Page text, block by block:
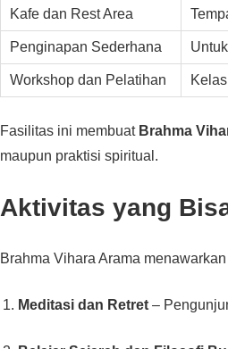
Kafe dan Rest Area
Penginapan Sederhana
Workshop dan Pelatihan
Fasilitas ini membuat Brahma
maupun praktisi spiritual.
Aktivitas yang
Brahma Vihara Arama
Meditasi dan Retret –